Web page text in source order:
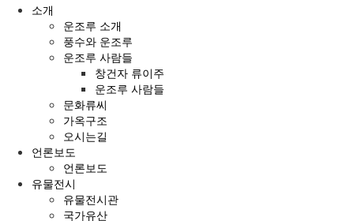
으
소개
운조루 소개
풍수와 운조루
운조루 사람들
창건자 류이주
운조루 사람들
문화류씨
가옥구조
오시는길
언론보도
언론보도
유물전시
유물전시관
국가유산